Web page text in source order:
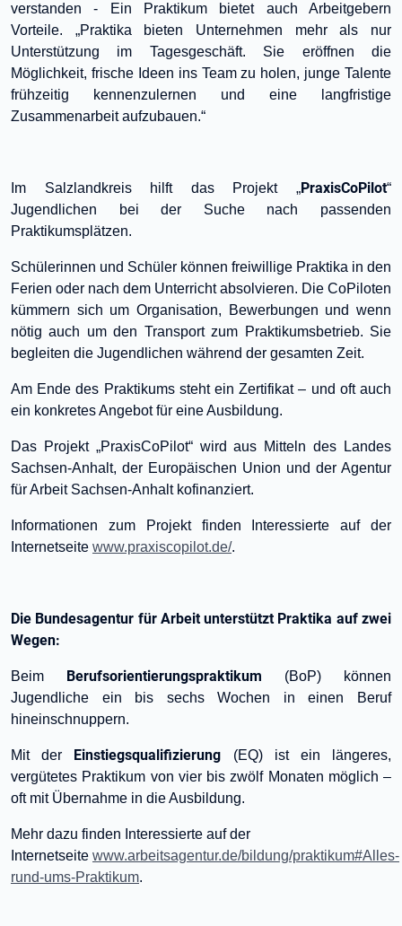
verstanden - Ein Praktikum bietet auch Arbeitgebern
Vorteile. „Praktika bieten Unternehmen mehr als nur
Unterstützung im Tagesgeschäft. Sie eröffnen die
Möglichkeit, frische Ideen ins Team zu holen, junge Talente
frühzeitig kennenzulernen und eine langfristige
Zusammenarbeit aufzubauen.“
Im Salzlandkreis hilft das Projekt „PraxisCoPilot“
Jugendlichen bei der Suche nach passenden
Praktikumsplätzen.
Schülerinnen und Schüler können freiwillige Praktika in den
Ferien oder nach dem Unterricht absolvieren. Die CoPiloten
kümmern sich um Organisation, Bewerbungen und wenn
nötig auch um den Transport zum Praktikumsbetrieb. Sie
begleiten die Jugendlichen während der gesamten Zeit.
Am Ende des Praktikums steht ein Zertifikat – und oft auch
ein konkretes Angebot für eine Ausbildung.
Das Projekt „PraxisCoPilot“ wird aus Mitteln des Landes
Sachsen-Anhalt, der Europäischen Union und der Agentur
für Arbeit Sachsen-Anhalt kofinanziert.
Informationen zum Projekt finden Interessierte auf der
Internetseite www.praxiscopilot.de/.
Die Bundesagentur für Arbeit unterstützt Praktika auf zwei
Wegen:
Beim Berufsorientierungspraktikum (BoP) können
Jugendliche ein bis sechs Wochen in einen Beruf
hineinschnuppern.
Mit der Einstiegsqualifizierung (EQ) ist ein längeres,
vergütetes Praktikum von vier bis zwölf Monaten möglich –
oft mit Übernahme in die Ausbildung.
Mehr dazu finden Interessierte auf der
Internetseite www.arbeitsagentur.de/bildung/praktikum#Alles-
rund-ums-Praktikum.